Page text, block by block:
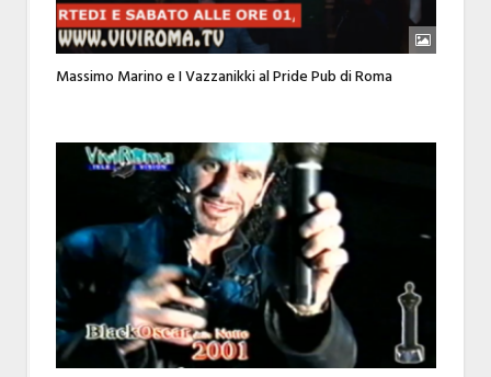
Massimo Marino e I Vazzanikki al Pride Pub di Roma